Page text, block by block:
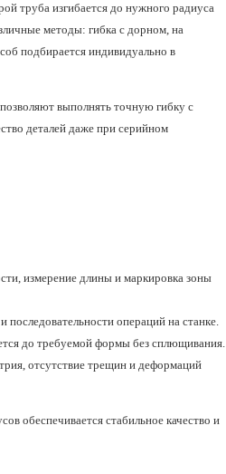
труба изгибается до нужного радиуса
методы: гибка с дорном, на
подбирается индивидуально в
выполнять точную гибку с
деталей даже при серийном
измерение длины и маркировка зоны
последовательности операций на станке.
до требуемой формы без сплющивания.
отсутствие трещин и деформаций
обеспечивается стабильное качество и